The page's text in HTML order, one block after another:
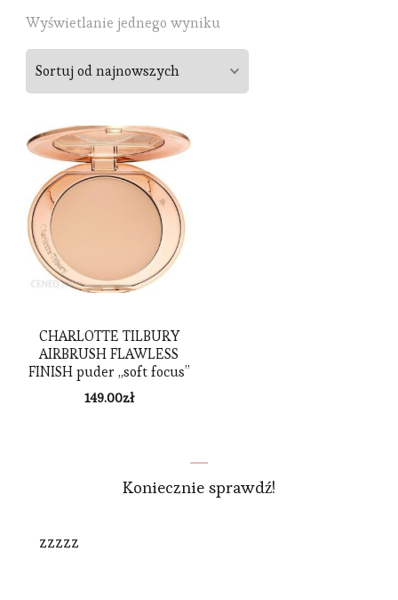
Wyświetlanie jednego wyniku
CHARLOTTE TILBURY
AIRBRUSH FLAWLESS
FINISH puder „soft focus”
Medium 8 g
149.00zł
Koniecznie sprawdź!
zzzzz